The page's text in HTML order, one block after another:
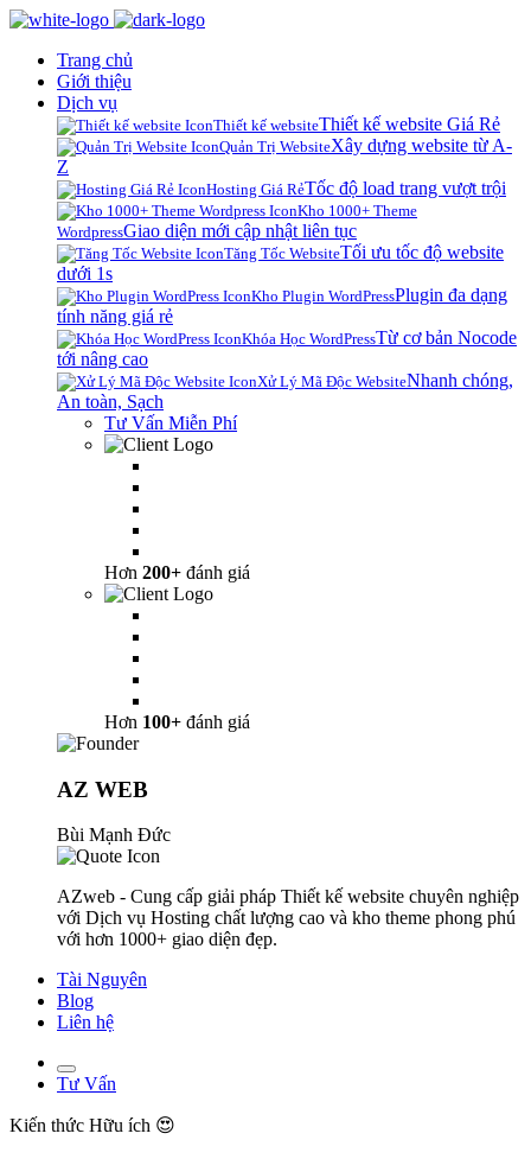
Trang chủ
Giới thiệu
Dịch vụ
Thiết kế websiteThiết kế website Giá Rẻ
Quản Trị WebsiteXây dựng website từ A-
Z
Hosting Giá RẻTốc độ load trang vượt trội
Kho 1000+ Theme
WordpressGiao diện mới cập nhật liên tục
Tăng Tốc WebsiteTối ưu tốc độ website
dưới 1s
Kho Plugin WordPressPlugin đa dạng
tính năng giá rẻ
Khóa Học WordPressTừ cơ bản Nocode
tới nâng cao
Xử Lý Mã Độc WebsiteNhanh chóng,
An toàn, Sạch
Tư Vấn Miễn Phí
Hơn 200+ đánh giá
Hơn 100+ đánh giá
AZ WEB
Bùi Mạnh Đức
AZweb - Cung cấp giải pháp Thiết kế website chuyên nghiệp
với Dịch vụ Hosting chất lượng cao và kho theme phong phú
với hơn 1000+ giao diện đẹp.
Tài Nguyên
Blog
Liên hệ
Tư Vấn
Kiến thức Hữu ích 😍